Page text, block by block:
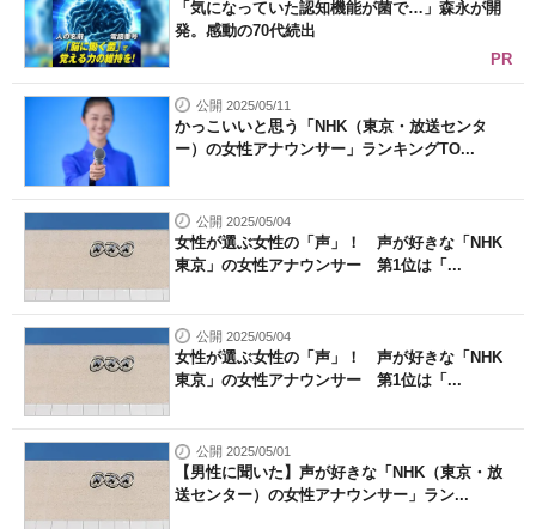
「気になっていた認知機能が菌で…」森永が開
発。感動の70代続出
PR
公開 2025/05/11
かっこいいと思う「NHK（東京・放送センタ
ー）の女性アナウンサー」ランキングTO...
公開 2025/05/04
女性が選ぶ女性の「声」！ 声が好きな「NHK
東京」の女性アナウンサー 第1位は「...
公開 2025/05/04
女性が選ぶ女性の「声」！ 声が好きな「NHK
東京」の女性アナウンサー 第1位は「...
公開 2025/05/01
【男性に聞いた】声が好きな「NHK（東京・放
送センター）の女性アナウンサー」ラン...